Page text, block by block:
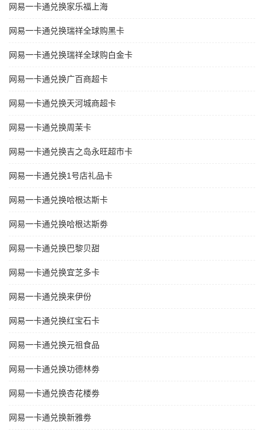
网易一卡通兑换家乐福上海
网易一卡通兑换瑞祥全球购黑卡
网易一卡通兑换瑞祥全球购白金卡
网易一卡通兑换广百商超卡
网易一卡通兑换天河城商超卡
网易一卡通兑换周茉卡
网易一卡通兑换吉之岛永旺超市卡
网易一卡通兑换1号店礼品卡
网易一卡通兑换哈根达斯卡
网易一卡通兑换哈根达斯劵
网易一卡通兑换巴黎贝甜
网易一卡通兑换宜芝多卡
网易一卡通兑换来伊份
网易一卡通兑换红宝石卡
网易一卡通兑换元祖食品
网易一卡通兑换功德林劵
网易一卡通兑换杏花楼劵
网易一卡通兑换新雅劵